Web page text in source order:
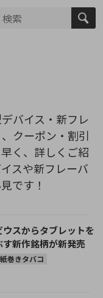
バイス ・新フレ
クーポン・ 割引
く、詳しくご紹
スや新フレーバ
です！
スからタブレットを
新作銘柄が新発売
紙巻きタバコ